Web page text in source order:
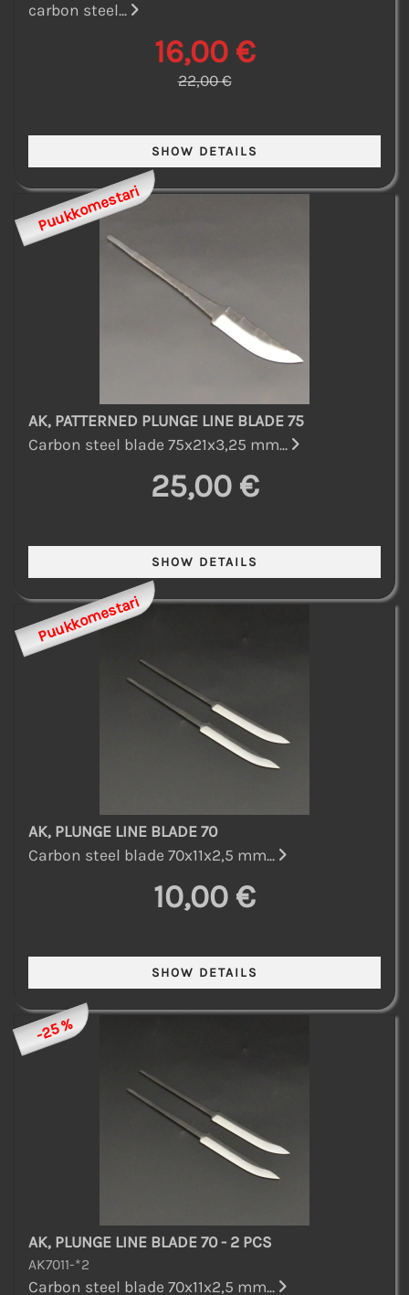
carbon steel...
16,00 €
22,00 €
Puukkomestari
AK, PATTERNED PLUNGE LINE BLADE 75
Carbon steel blade 75x21x3,25 mm...
25,00 €
Puukkomestari
AK, PLUNGE LINE BLADE 70
Carbon steel blade 70x11x2,5 mm...
10,00 €
-25 %
AK, PLUNGE LINE BLADE 70 - 2 PCS
AK7011-*2
Carbon steel blade 70x11x2,5 mm...